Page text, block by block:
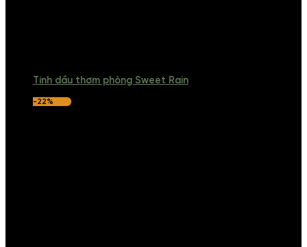
Tinh dầu thơm phòng Sweet Rain
-22%